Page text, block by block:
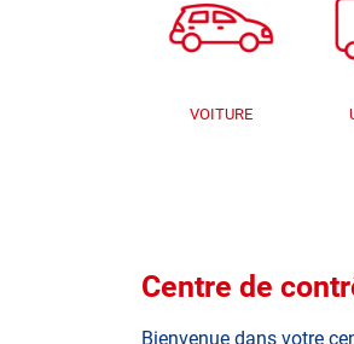
VOITURE
Centre de
Bienvenue dans votre